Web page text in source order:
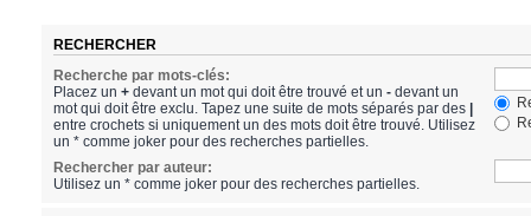
RECHERCHER
Recherche par mots-clés:
Placez un +devant un mot qui doit être trouvé et un -devant un
mot qui doit être exclu. Tapez une suite de mots séparés par des
entre crochets si uniquement un des mots doit être trouvé. Utilisez
un * comme joker pour des recherches partielles.
Rechercher par auteur:
Utilisez un * comme joker pour des recherches partielles.